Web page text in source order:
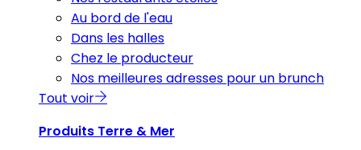
Au bord de l'eau
Dans les halles
Chez le producteur
Nos meilleures adresses pour un brunch
Tout voir
Produits Terre & Mer